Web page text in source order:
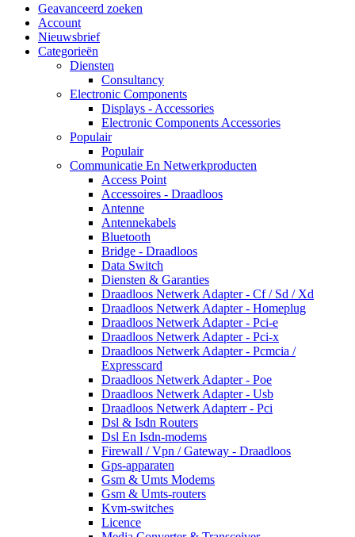
Geavanceerd zoeken
Account
Nieuwsbrief
Categorieën
Diensten
Consultancy
Electronic Components
Displays - Accessories
Electronic Components Accessories
Populair
Populair
Communicatie En Netwerkproducten
Access Point
Accessoires - Draadloos
Antenne
Antennekabels
Bluetooth
Bridge - Draadloos
Data Switch
Diensten & Garanties
Draadloos Netwerk Adapter - Cf / Sd / Xd
Draadloos Netwerk Adapter - Homeplug
Draadloos Netwerk Adapter - Pci-e
Draadloos Netwerk Adapter - Pci-x
Draadloos Netwerk Adapter - Pcmcia /
Expresscard
Draadloos Netwerk Adapter - Poe
Draadloos Netwerk Adapter - Usb
Draadloos Netwerk Adapterr - Pci
Dsl & Isdn Routers
Dsl En Isdn-modems
Firewall / Vpn / Gateway - Draadloos
Gps-apparaten
Gsm & Umts Modems
Gsm & Umts-routers
Kvm-switches
Licence